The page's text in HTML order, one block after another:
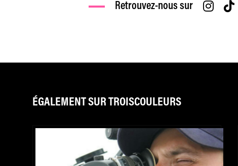
Retrouvez-nous sur
ÉGALEMENT SUR TROISCOULEURS